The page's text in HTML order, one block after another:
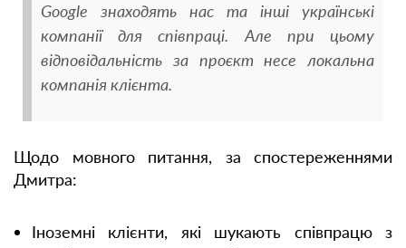
Google знаходять нас та інші українські
компанії для співпраці. Але при цьому
відповідальність за проєкт несе локальна
компанія клієнта.
Щодо мовного питання, за спостереженнями
Дмитра:
Іноземні клієнти, які шукають співпрацю з